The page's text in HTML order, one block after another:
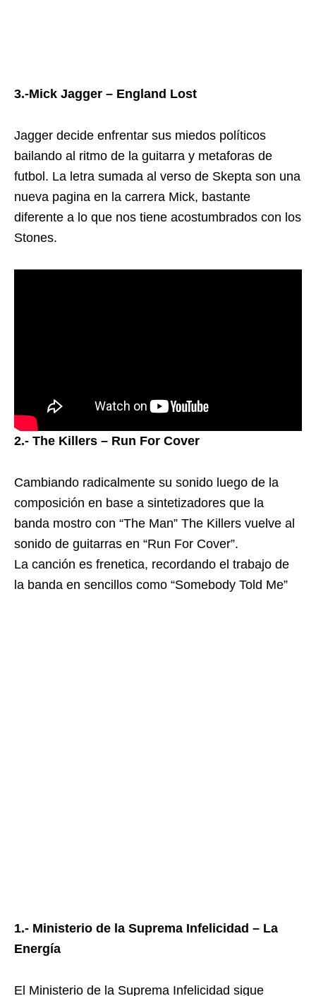
3.-Mick Jagger – England Lost
Jagger decide enfrentar sus miedos políticos
bailando al ritmo de la guitarra y metaforas de
futbol. La letra sumada al verso de Skepta son una
nueva pagina en la carrera Mick, bastante
diferente a lo que nos tiene acostumbrados con los
Stones.
2.- The Killers – Run For Cover
Cambiando radicalmente su sonido luego de la
composición en base a sintetizadores que la
banda mostro con “The Man” The Killers vuelve al
sonido de guitarras en “Run For Cover”.
La canción es frenetica, recordando el trabajo de
la banda en sencillos como “Somebody Told Me”
1.- Ministerio de la Suprema Infelicidad – La
Energía
El Ministerio de la Suprema Infelicidad sigue